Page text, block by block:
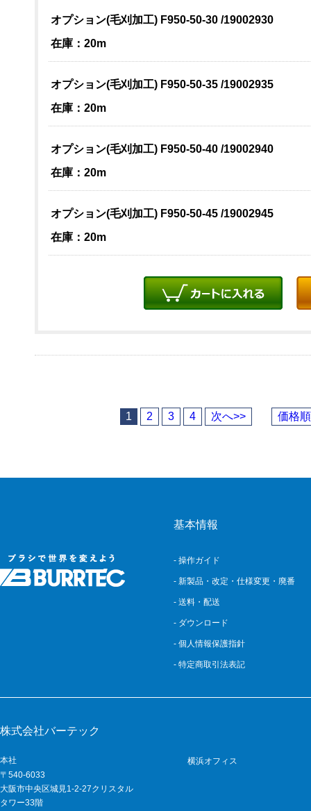
オプション(毛刈加工) F950-50-30 /19002930
在庫：20m
オプション(毛刈加工) F950-50-35 /19002935
在庫：20m
オプション(毛刈加工) F950-50-40 /19002940
在庫：20m
オプション(毛刈加工) F950-50-45 /19002945
在庫：20m
1 2 3 4 次へ>> 価格順
基本情報
- 操作ガイド
- 新製品・改定・仕様変更・廃番
- 送料・配送
- ダウンロード
- 個人情報保護指針
- 特定商取引法表記
株式会社バーテック
本社
〒540-6033
大阪市中央区城見1-2-27クリスタル
タワー33階
横浜オフィス